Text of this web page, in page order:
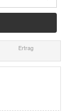
Ertrag